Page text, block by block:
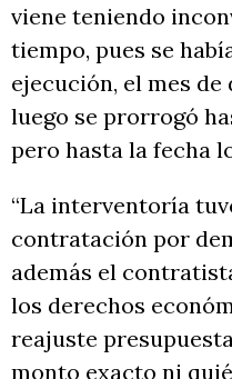
viene teniendo
tiempo, pues se
ejecución, el mes de
luego se prorrogó
pero hasta la fecha
“La interventoría
contratación por
además el
los derechos
reajuste
monto exacto ni